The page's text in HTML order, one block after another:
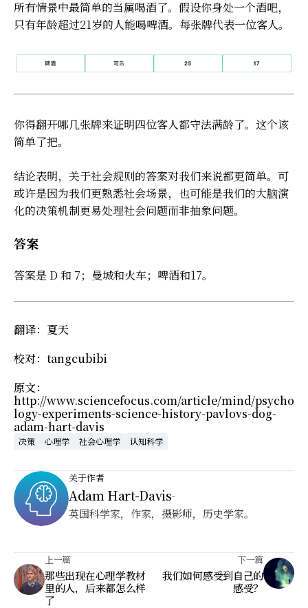
所有情景中最简单的当属喝酒了。假设你身处一个酒吧，
只有年龄超过21岁的人能喝啤酒。每张牌代表一位客人。
你得翻开哪几张牌来证明四位客人都守法满龄了。这个该
简单了把。
结论表明，关于社会规则的答案对我们来说都更简单。可
或许是因为我们更熟悉社会场景，也可能是我们的大脑演
化的决策机制更易处理社会问题而非抽象问题。
答案
答案是 D 和 7；曼城和火车；啤酒和17。
翻译：夏天
校对：tangcubibi
原文：
http://www.sciencefocus.com/article/mind/psycho
logy-experiments-science-history-pavlovs-dog-
adam-hart-davis
决策 心理学 社会心理学 认知科学
关于作者
Adam Hart-Davis-
英国科学家，作家，摄影师，历史学家。
上一篇
那些出现在心理学教材
里的人，后来都怎么样
了
下一篇
我们如何感受到自己的
感受？